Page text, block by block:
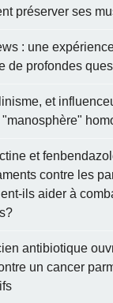
préserver ses
: une
de profondes
et
"manosphère"
et
contre les
ils aider à
antibiotique
un cancer